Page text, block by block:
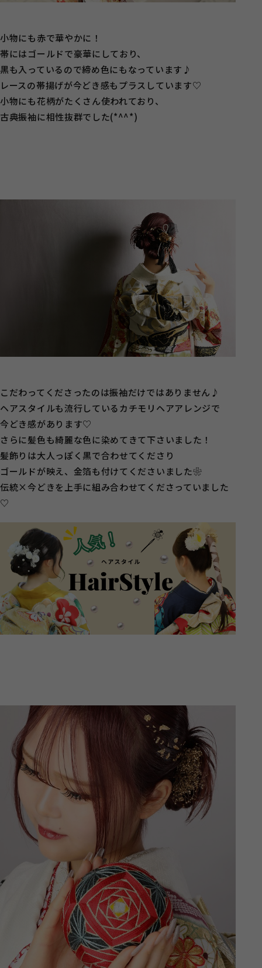
小物にも赤で華やかに！
帯にはゴールドで豪華にしており、
黒も入っているので締め色にもなっています♪
レースの帯揚げが今どき感もプラスしています♡
小物にも花柄がたくさん使われており、
古典振袖に相性抜群でした(*^^*)
こだわってくださったのは振袖だけではありません♪
ヘアスタイルも流行しているカチモリヘアアレンジで
今どき感があります♡
さらに髪色も綺麗な色に染めてきて下さいました！
髪飾りは大人っぽく黒で合わせてくださり
ゴールドが映え、金箔も付けてくださいました❀
伝統×今どきを上手に組み合わせてくださっていました
♡